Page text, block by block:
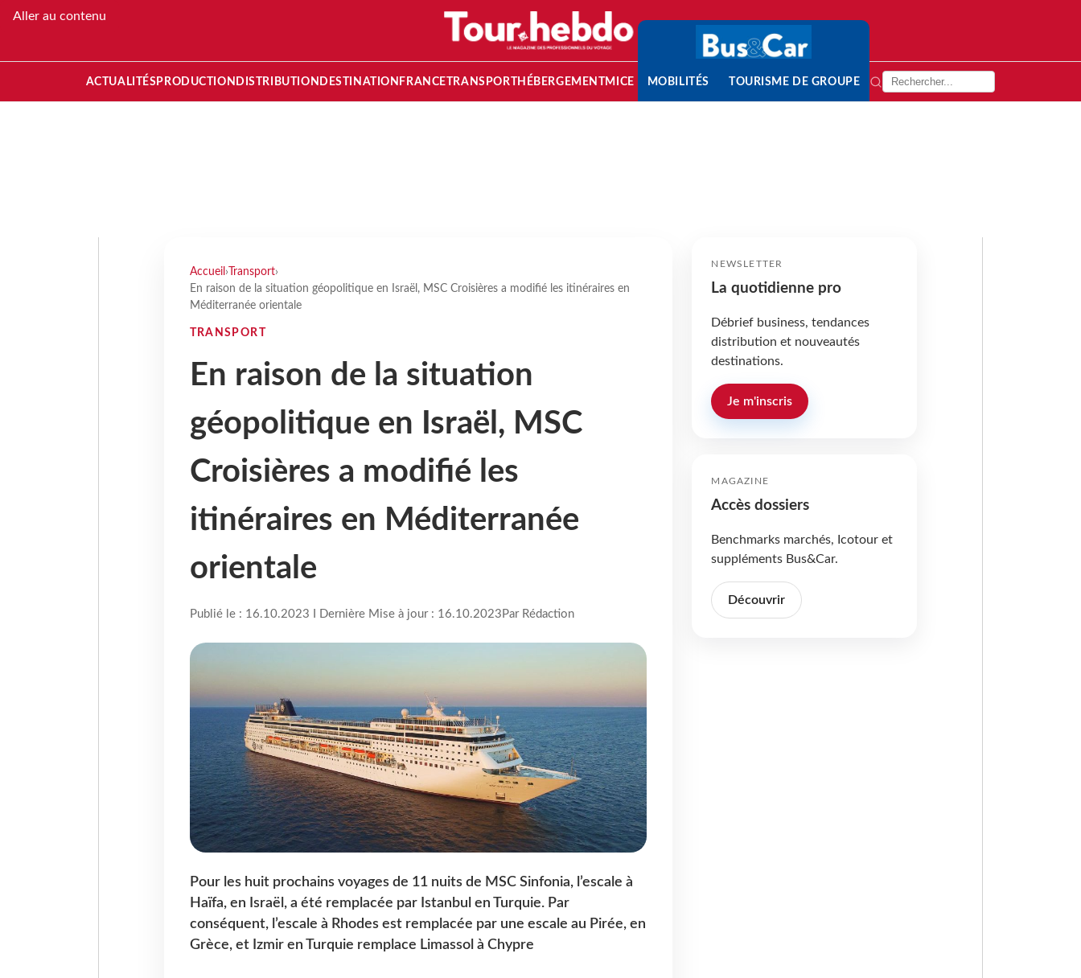
Aller au contenu
ACTUALITÉS PRODUCTION DISTRIBUTION DESTINATION FRANCETRANSPORT HÉBERGEMENTMICE MOBILITÉS TOURISME DE GROUPE
Accueil › Transport›
En raison de la situation géopolitique en Israël, MSC Croisières a modifié les itinéraires en
Méditerranée orientale
TRANSPORT
En raison de la situation
géopolitique en Israël, MSC
Croisières a modifié les
itinéraires en Méditerranée
orientale
Publié le : 16.10.2023 I Dernière Mise à jour : 16.10.2023 Par Rédaction
Pour les huit prochains voyages de 11 nuits de MSC Sinfonia, l’escale à
Haïfa, en Israël, a été remplacée par Istanbul en Turquie. Par
conséquent, l’escale à Rhodes est remplacée par une escale au Pirée, en
Grèce, et Izmir en Turquie remplace Limassol à Chypre
NEWSLETTER
La quotidienne pro
Débrief business, tendances
distribution et nouveautés
destinations.
Je m'inscris
MAGAZINE
Accès dossiers
Benchmarks marchés, Icotour et
suppléments Bus&Car.
Découvrir